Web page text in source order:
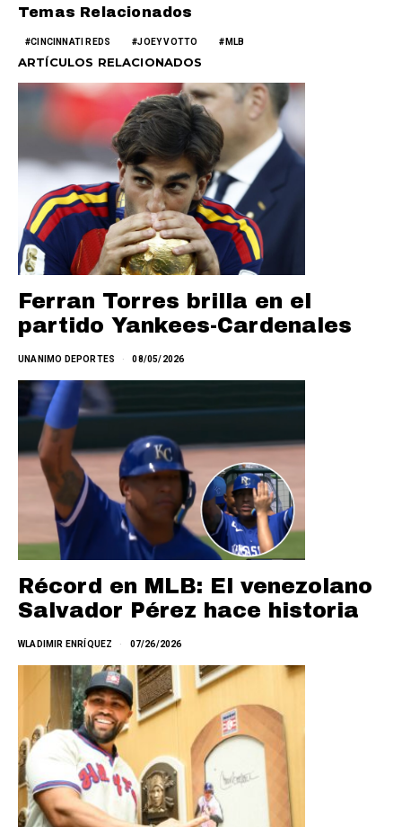
Temas Relacionados
CINCINNATI REDS JOEY VOTTO MLB
ARTÍCULOS RELACIONADOS
Ferran Torres brilla en el
partido Yankees-Cardenales
UNANIMO DEPORTES 08/05/2026
Récord en MLB: El venezolano
Salvador Pérez hace historia
WLADIMIR ENRÍQUEZ 07/26/2026